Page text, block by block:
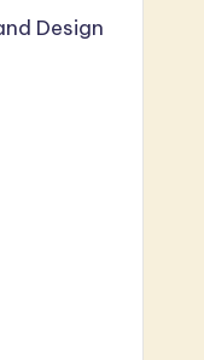
Design